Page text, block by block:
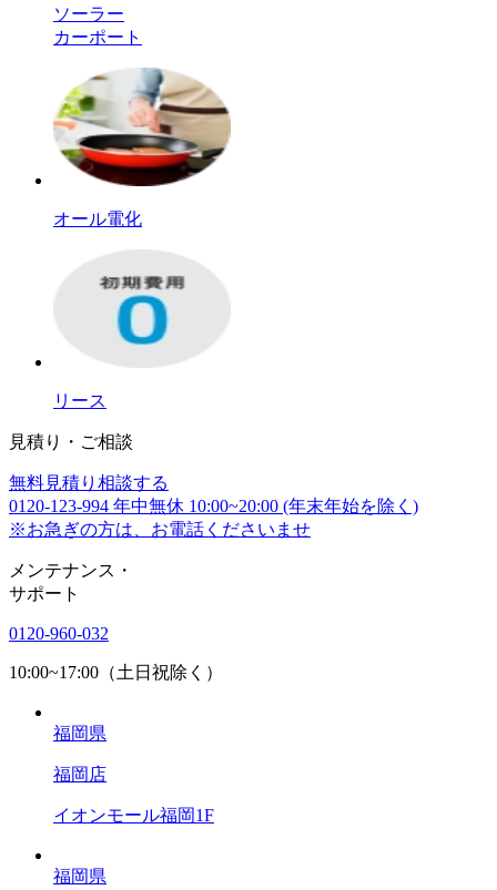
ソーラー
カーポート
オール電化
リース
見積り・ご相談
無料見積り相談する
0120-123-994 年中無休 10:00~20:00 (年末年始を除く)
※お急ぎの方は、お電話くださいませ
メンテナンス ・
サポート
0120-960-032
10:00~17:00（土日祝除く）
福岡県
福岡店
イオンモール福岡1F
福岡県